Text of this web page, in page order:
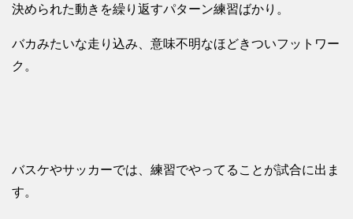
決められた動きを繰り返すパターン練習ばかり。
バカみたいな走り込み、意味不明なほどきついフットワー
ク。
バスケやサッカーでは、練習でやってることが試合に出ま
す。